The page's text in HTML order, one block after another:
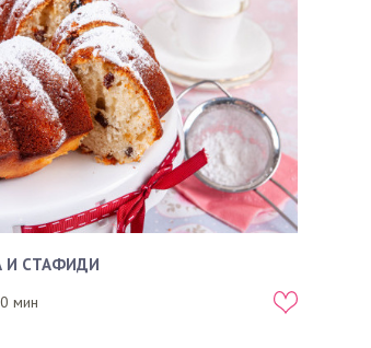
И СТАФИДИ
мин